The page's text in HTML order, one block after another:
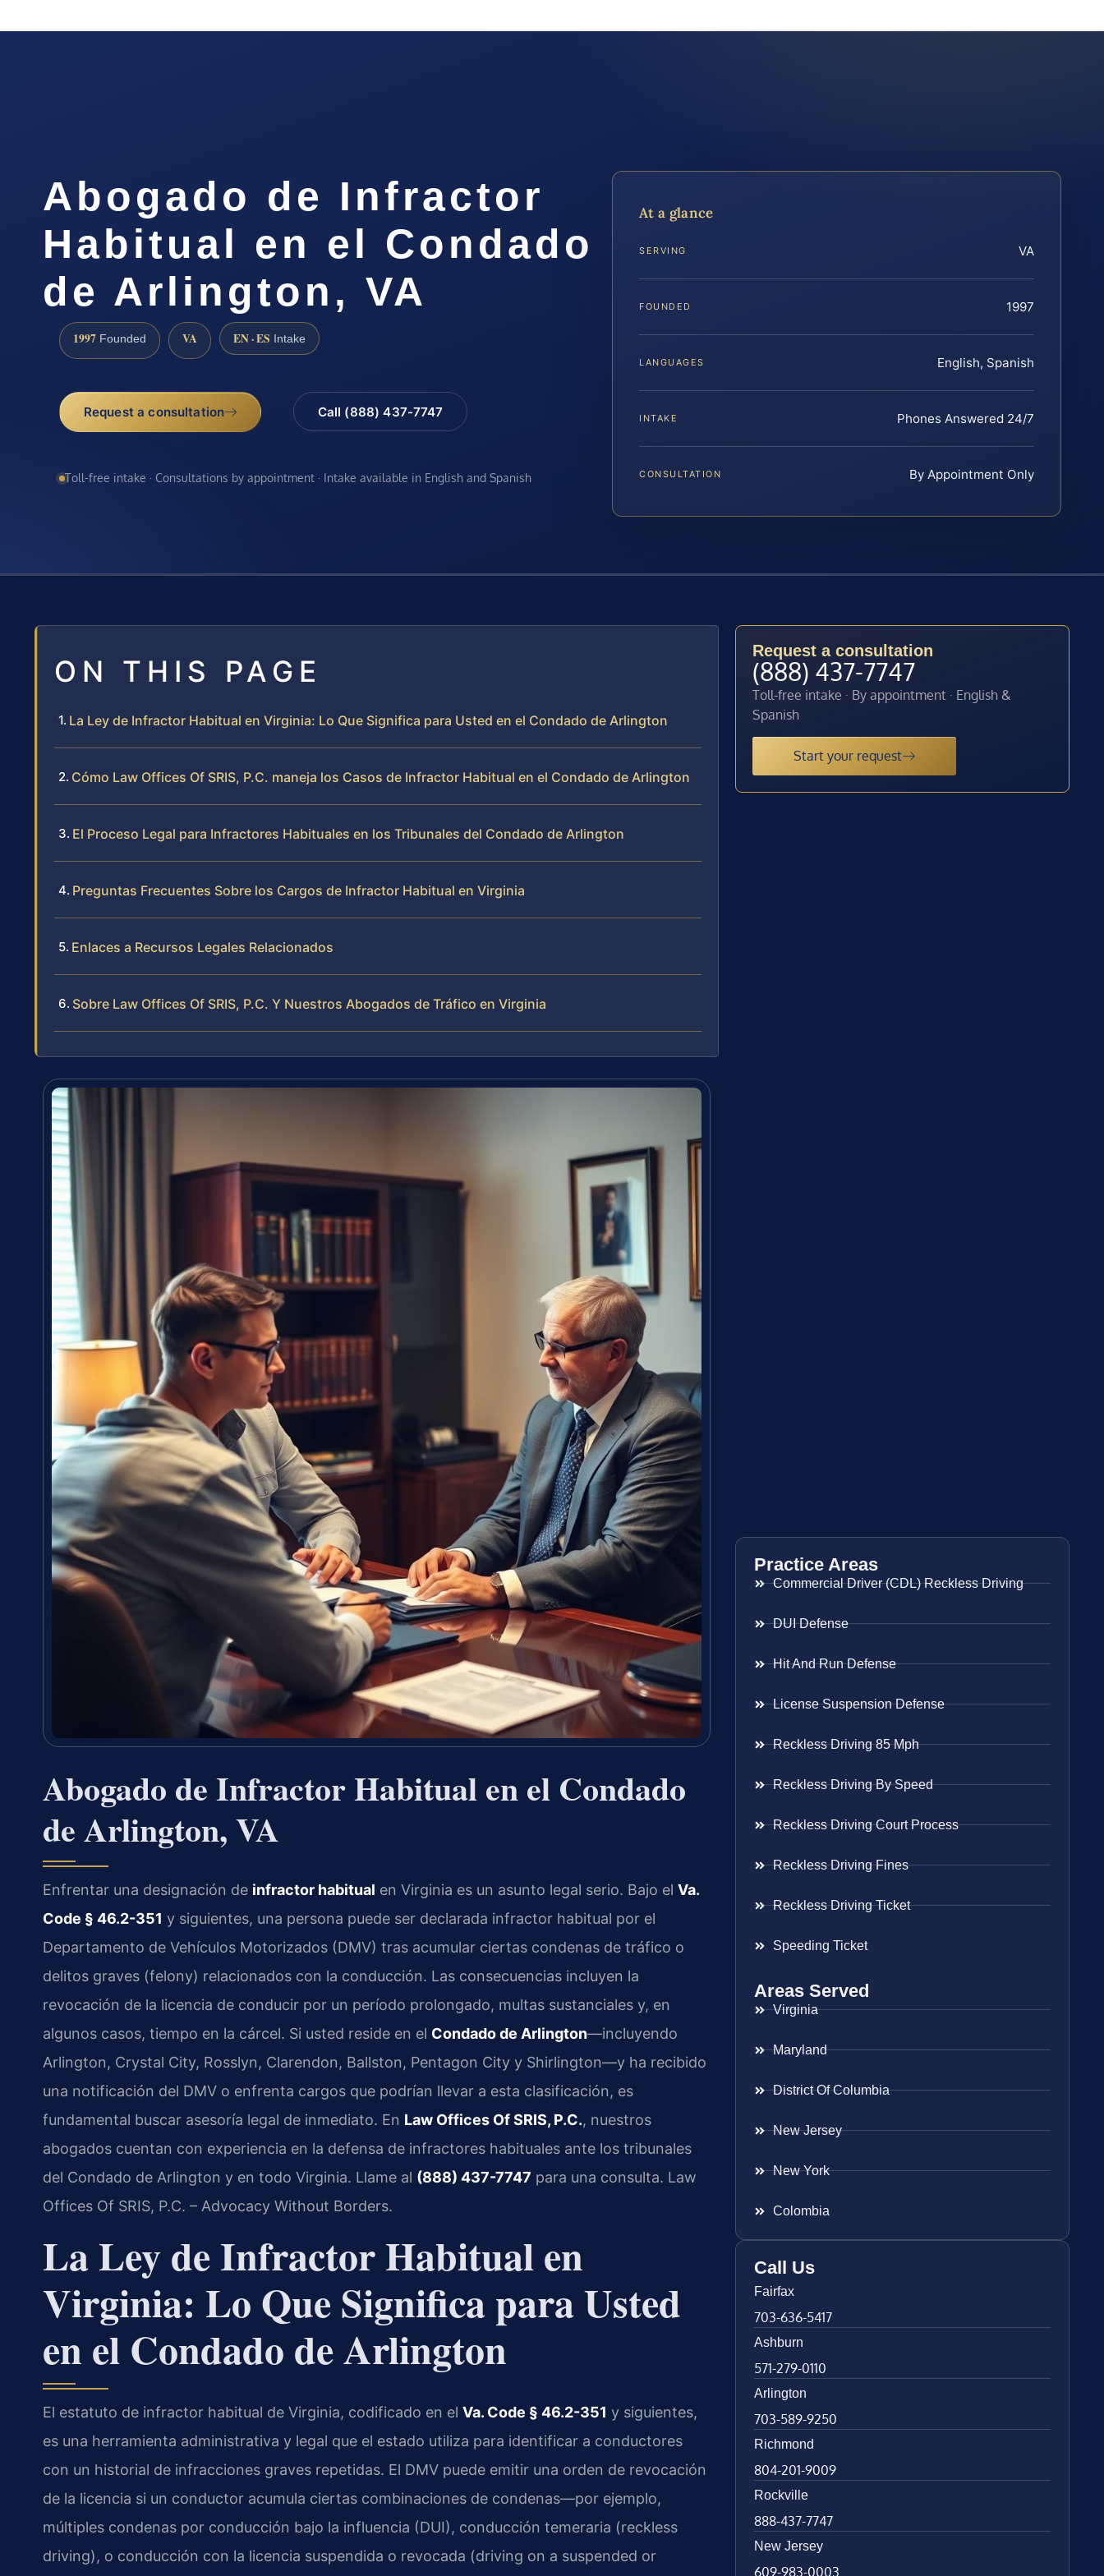
Abogado de Infractor
Habitual en el Condado
de Arlington, VA
1997 Founded VA EN · ES Intake
Request a consultation Call (888) 437-7747
Toll-free intake · Consultations by appointment · Intake available in English and Spanish
At a glance
SERVING VA
FOUNDED 1997
LANGUAGES English, Spanish
INTAKE Phones Answered 24/7
CONSULTATION By Appointment Only
ON THIS PAGE
La Ley de Infractor Habitual en Virginia: Lo Que Significa para Usted en el Condado de Arlington
Cómo Law Offices Of SRIS, P.C. maneja los Casos de Infractor Habitual en el Condado de Arlington
El Proceso Legal para Infractores Habituales en los Tribunales del Condado de Arlington
Preguntas Frecuentes Sobre los Cargos de Infractor Habitual en Virginia
Enlaces a Recursos Legales Relacionados
Sobre Law Offices Of SRIS, P.C. Y Nuestros Abogados de Tráfico en Virginia
Abogado de Infractor Habitual en el Condado
de Arlington, VA
Enfrentar una designación de infractor habitual en Virginia es un asunto legal serio. Bajo el Va.
Code § 46.2-351 y siguientes, una persona puede ser declarada infractor habitual por el
Departamento de Vehículos Motorizados (DMV) tras acumular ciertas condenas de tráfico o
delitos graves (felony) relacionados con la conducción. Las consecuencias incluyen la
revocación de la licencia de conducir por un período prolongado, multas sustanciales y, en
algunos casos, tiempo en la cárcel. Si usted reside en el Condado de Arlington—incluyendo
Arlington, Crystal City, Rosslyn, Clarendon, Ballston, Pentagon City y Shirlington—y ha recibido
una notificación del DMV o enfrenta cargos que podrían llevar a esta clasificación, es
fundamental buscar asesoría legal de inmediato. En Law Offices Of SRIS, P.C., nuestros
abogados cuentan con experiencia en la defensa de infractores habituales ante los tribunales
del Condado de Arlington y en todo Virginia. Llame al (888) 437-7747 para una consulta. Law
Offices Of SRIS, P.C. – Advocacy Without Borders.
La Ley de Infractor Habitual en
Virginia: Lo Que Significa para Usted
en el Condado de Arlington
El estatuto de infractor habitual de Virginia, codificado en el Va. Code § 46.2-351 y siguientes,
es una herramienta administrativa y legal que el estado utiliza para identificar a conductores
con un historial de infracciones graves repetidas. El DMV puede emitir una orden de revocación
de la licencia si un conductor acumula ciertas combinaciones de condenas—por ejemplo,
múltiples condenas por conducción bajo la influencia (DUI), conducción temeraria (reckless
driving), o conducción con la licencia suspendida o revocada (driving on a suspended or
Request a consultation
(888) 437-7747
Toll-free intake · By appointment · English &
Spanish
Start your request
Practice Areas
Commercial Driver (CDL) Reckless Driving
DUI Defense
Hit And Run Defense
License Suspension Defense
Reckless Driving 85 Mph
Reckless Driving By Speed
Reckless Driving Court Process
Reckless Driving Fines
Reckless Driving Ticket
Speeding Ticket
Areas Served
Virginia
Maryland
District Of Columbia
New Jersey
New York
Colombia
Call Us
Fairfax
703-636-5417
Ashburn
571-279-0110
Arlington
703-589-9250
Richmond
804-201-9009
Rockville
888-437-7747
New Jersey
609-983-0003